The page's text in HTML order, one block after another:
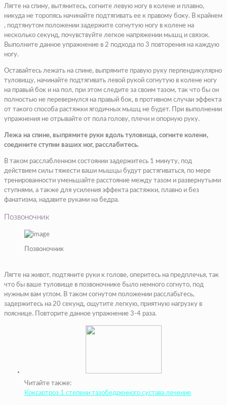
Лягте на спину, вытянитесь, согните левую ногу в колене и плавно,
никуда не торопясь начинайте подтягивать ее к правому боку. В крайнем
, подтянутом положении задержите согнутую ногу в колене на
несколько секунд, почувствуйте легкое напряжении мышц и связок.
Выполните данное упражнение в 2 подхода по 3 повторения на каждую
ногу.
Оставайтесь лежать на спине, выпрямите правую руку перпендикулярно
туловищу, начинайте подтягивать левой рукой согнутую в колене ногу
на правый бок и на пол, при этом следите за своим тазом, так что бы он
полностью не перевернулся на правый бок, в противном случаи эффекта
от такого способа растяжки ягодичных мышц не будет. При выполнении
упражнения не отрывайте от пола голову, плечи и опорную руку.
Лежа на спине, выпрямите руки вдоль туловища, согните колени,
соедините ступни ваших ног, расслабитесь.
В таком расслабленном состоянии задержитесь 1 минуту, под
действием силы тяжести ваши мышцы будут растягиваться, по мере
тренированности уменьшайте расстояние между тазом и развернутыми
ступнями, а также для усиления эффекта растяжки, плавно и без
фанатизма, надавите руками на бедра.
Позвоночник
Позвоночник
Лягте на живот, подтяните руки к голове, оперитесь на предплечья, так
что бы ваше туловище в позвоночнике было немного согнуто, под
нужным вам углом. В таком согнутом положении расслабьтесь,
задержитесь на 20 секунд, ощутите легкую, приятную нагрузку в
пояснице. Повторите данное упражнение 3-4 раза.
Читайте также:
Коксартроз 1 степени тазобедренного сустава лечение